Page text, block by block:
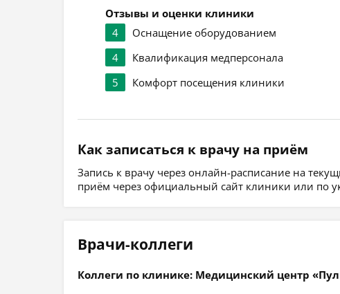
Отзывы и оценки клиники
4
Оснащение оборудованием
4
Квалификация медперсонала
5
Комфорт посещения клиники
Как записаться к врачу на приём
Запись к врачу через онлайн-расписание на
приём через официальный сайт клиники или по
Врачи-коллеги
Коллеги по клинике: Медицинский центр